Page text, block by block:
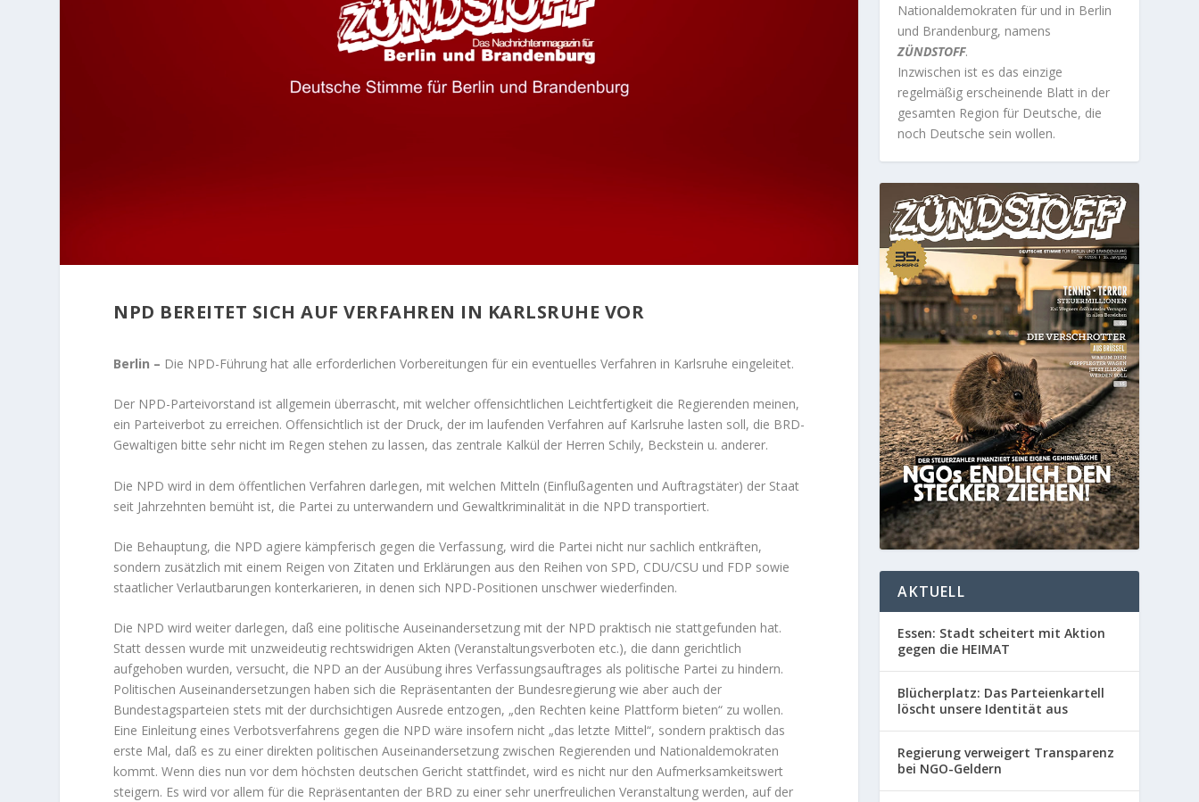
NPD BEREITET SICH AUF VERFAHREN IN KARLSRUHE VOR
Berlin – Die NPD-Führung hat alle erforderlichen Vorbereitungen für ein eventuelles Verfahren in Karlsruhe eingeleitet.
Der NPD-Parteivorstand ist allgemein überrascht, mit welcher offensichtlichen Leichtfertigkeit die Regierenden meinen,
ein Parteiverbot zu erreichen. Offensichtlich ist der Druck, der im laufenden Verfahren auf Karlsruhe lasten soll, die BRD-
Gewaltigen bitte sehr nicht im Regen stehen zu lassen, das zentrale Kalkül der Herren Schily, Beckstein u. anderer.
Die NPD wird in dem öffentlichen Verfahren darlegen, mit welchen Mitteln (Einflußagenten und Auftragstäter) der Staat
seit Jahrzehnten bemüht ist, die Partei zu unterwandern und Gewaltkriminalität in die NPD transportiert.
Die Behauptung, die NPD agiere kämpferisch gegen die Verfassung, wird die Partei nicht nur sachlich entkräften,
sondern zusätzlich mit einem Reigen von Zitaten und Erklärungen aus den Reihen von SPD, CDU/CSU und FDP sowie
staatlicher Verlautbarungen konterkarieren, in denen sich NPD-Positionen unschwer wiederfinden.
Die NPD wird weiter darlegen, daß eine politische Auseinandersetzung mit der NPD praktisch nie stattgefunden hat.
Statt dessen wurde mit unzweideutig rechtswidrigen Akten (Veranstaltungsverboten etc.), die dann gerichtlich
aufgehoben wurden, versucht, die NPD an der Ausübung ihres Verfassungsauftrages als politische Partei zu hindern.
Politischen Auseinandersetzungen haben sich die Repräsentanten der Bundesregierung wie aber auch der
Bundestagsparteien stets mit der durchsichtigen Ausrede entzogen, „den Rechten keine Plattform bieten“ zu wollen.
Eine Einleitung eines Verbotsverfahrens gegen die NPD wäre insofern nicht „das letzte Mittel“, sondern praktisch das
erste Mal, daß es zu einer direkten politischen Auseinandersetzung zwischen Regierenden und Nationaldemokraten
kommt. Wenn dies nun vor dem höchsten deutschen Gericht stattfindet, wird es nicht nur den Aufmerksamkeitswert
steigern. Es wird vor allem für die Repräsentanten der BRD zu einer sehr unerfreulichen Veranstaltung werden, auf der
Nationaldemokraten für und in Berlin
und Brandenburg, namens
ZÜNDSTOFF.
Inzwischen ist es das einzige
regelmäßig erscheinende Blatt in der
gesamten Region für Deutsche, die
noch Deutsche sein wollen.
AKTUELL
Essen: Stadt scheitert mit Aktion
gegen die HEIMAT
Blücherplatz: Das Parteienkartell
löscht unsere Identität aus
Regierung verweigert Transparenz
bei NGO-Geldern